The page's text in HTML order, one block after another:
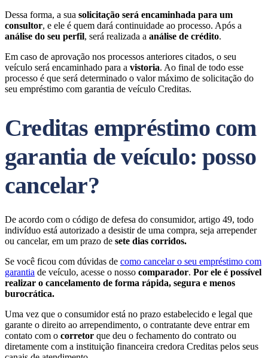
Dessa forma, a sua solicitação será encaminhada para um
consultor, e ele é quem dará continuidade ao processo. Após a
análise do seu perfil, será realizada a análise de crédito.
Em caso de aprovação nos processos anteriores citados, o seu
veículo será encaminhado para a vistoria. Ao final de todo esse
processo é que será determinado o valor máximo de solicitação do
seu empréstimo com garantia de veículo Creditas.
Creditas empréstimo com
garantia de veículo: posso
cancelar?
De acordo com o código de defesa do consumidor, artigo 49, todo
indivíduo está autorizado a desistir de uma compra, seja arrepender
ou cancelar, em um prazo de sete dias corridos.
Se você ficou com dúvidas de como cancelar o seu empréstimo com
garantia de veículo, acesse o nosso comparador. Por ele é possível
realizar o cancelamento de forma rápida, segura e menos
burocrática.
Uma vez que o consumidor está no prazo estabelecido e legal que
garante o direito ao arrependimento, o contratante deve entrar em
contato com o corretor que deu o fechamento do contrato ou
diretamente com a instituição financeira credora Creditas pelos seus